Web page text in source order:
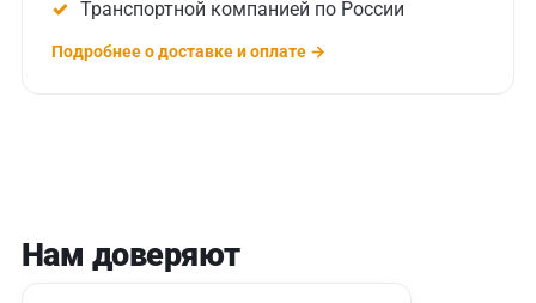
Транспортной компанией по России
Подробнее о доставке и оплате →
Нам доверяют